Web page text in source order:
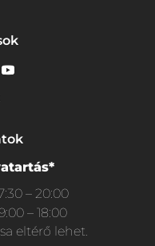
– 20:00
– 18:00
eltérő lehet.